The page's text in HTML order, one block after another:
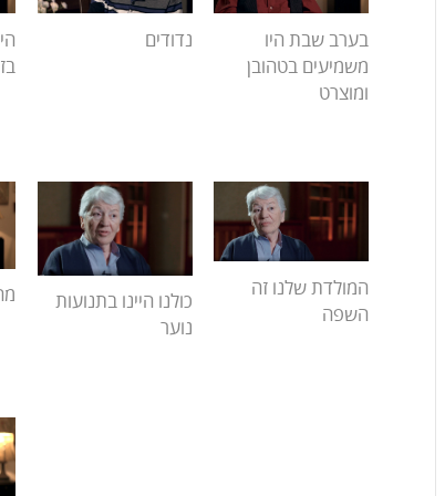
נדודים
בערב שבת היו
משמיעים בטהובן
ומוצרט
כולנו היינו בתנועות
נוער
המולדת שלנו זה
השפה